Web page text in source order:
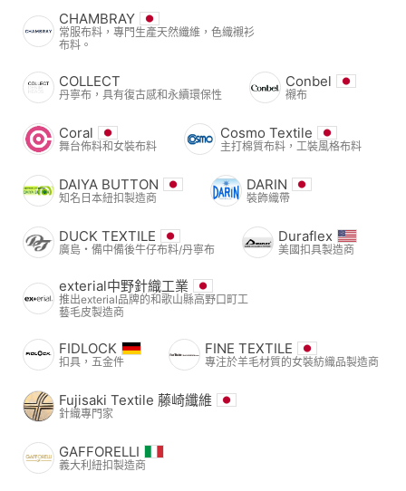
CHAMBRAY
常服布料，專門生產天然纖維，色織襯衫
布料。
COLLECT
丹寧布，具有復古感和永續環保性
Conbel
襯布
Coral
舞台佈料和女裝布料
Cosmo Textile
主打棉質布料，工裝風格布料
DAIYA BUTTON
知名日本紐扣製造商
DARIN
裝飾織帶
DUCK TEXTILE
廣島・備中備後牛仔布料/丹寧布
Duraflex
美國扣具製造商
exterial中野針織工業
推出exterial品牌的和歌山縣高野口町工
藝毛皮製造商
FIDLOCK
扣具，五金件
FINE TEXTILE
專注於羊毛材質的女裝紡織品製造商
Fujisaki Textile 藤崎纖維
針織專門家
GAFFORELLI
義大利紐扣製造商